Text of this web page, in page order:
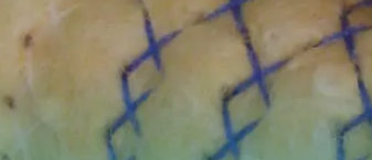
Forschung & Entwicklung
Kontakt Meterware